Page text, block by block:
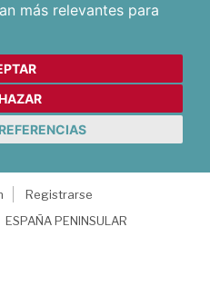
más relevantes para
Registrarse
ESPAÑA PENINSULAR